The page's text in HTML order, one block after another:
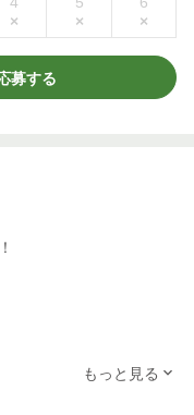
×
×
×
募する
にエントリーしてく
もっと見る